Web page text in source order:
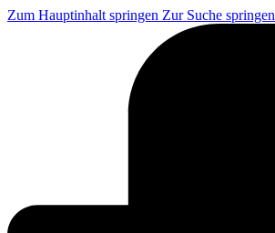
Zum Hauptinhalt springen Zur Suche springen